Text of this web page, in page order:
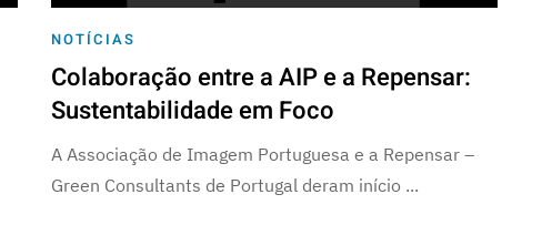
NOTÍCIAS
Colaboração entre a AIP e a Repensar:
Sustentabilidade em Foco
A Associação de Imagem Portuguesa e a Repensar –
Green Consultants de Portugal deram início ...